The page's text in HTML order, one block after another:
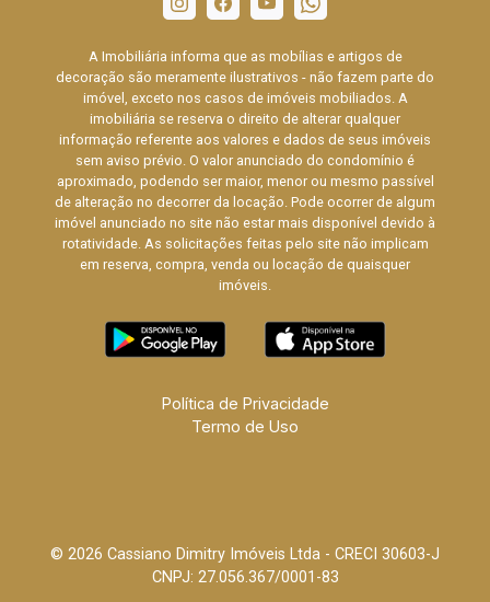
A Imobiliária informa que as mobílias e artigos de
decoração são meramente ilustrativos - não fazem parte do
imóvel, exceto nos casos de imóveis mobiliados. A
imobiliária se reserva o direito de alterar qualquer
informação referente aos valores e dados de seus imóveis
sem aviso prévio. O valor anunciado do condomínio é
aproximado, podendo ser maior, menor ou mesmo passível
de alteração no decorrer da locação. Pode ocorrer de algum
imóvel anunciado no site não estar mais disponível devido à
rotatividade. As solicitações feitas pelo site não implicam
em reserva, compra, venda ou locação de quaisquer
imóveis.
Política de Privacidade
Termo de Uso
© 2026 Cassiano Dimitry Imóveis Ltda - CRECI 30603-J
CNPJ: 27.056.367/0001-83